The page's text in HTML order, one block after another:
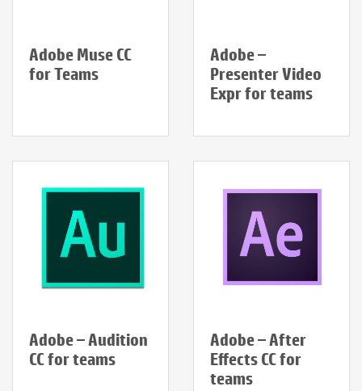
Adobe Muse CC
for Teams
Adobe –
Presenter Video
Expr for teams
Adobe – Audition
CC for teams
Adobe – After
Effects CC for
teams